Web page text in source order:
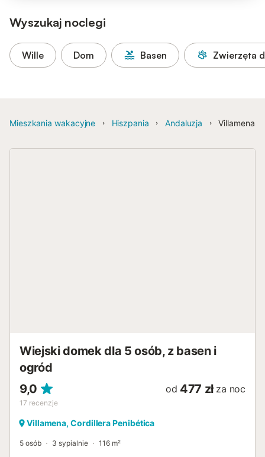
Wyszukaj noclegi
Wille Dom Basen Zwierzęta
Mieszkania wakacyjne Hiszpania Andaluzja Villamena
Wiejski domek dla 5 osób, z basen i
ogród
9,0
17 recenzje
od 477 zł za noc
Villamena, Cordillera Penibética
5 osób 3 sypialnie 116 m²